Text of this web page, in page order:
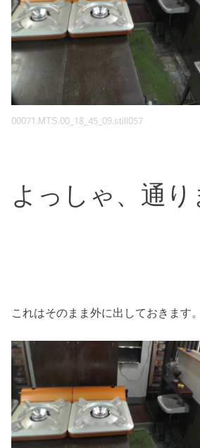
00071.MTS.00_18_45_09.still057
よっしゃ、通り
これはそのまま外に出しておきます。